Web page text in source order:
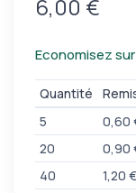
6,00 €
Economisez
Quantité
5
0,60
20
0,90
40
1,20 €